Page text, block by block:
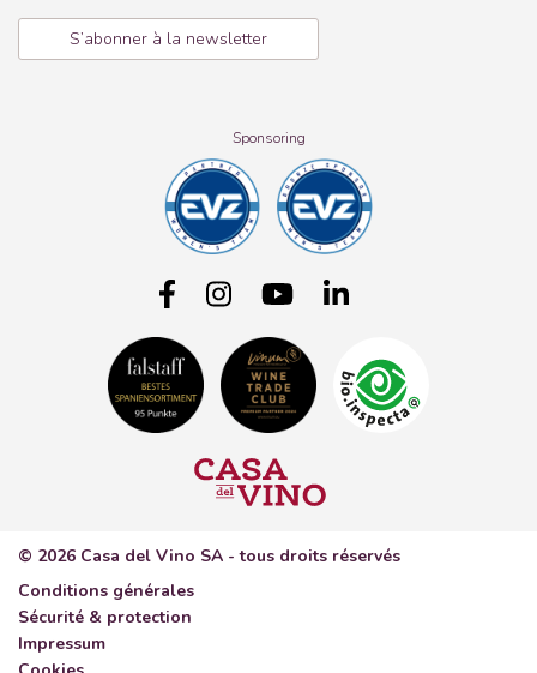
S’abonner à la newsletter
Sponsoring
© 2026 Casa del Vino SA - tous droits réservés
Conditions générales
Sécurité & protection
Impressum